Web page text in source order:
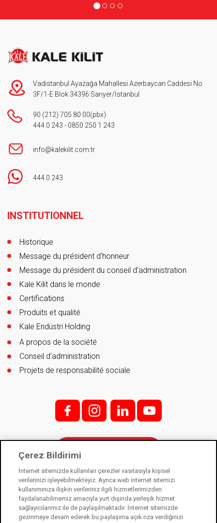
Vadistanbul Ayazağa Mahallesi Azerbaycan Caddesi No
3F/1-E Blok 34396 Sarıyer/İstanbul
90 (212) 705 80 00(pbx)
444 0 243 - 0850 250 1 243
info@kalekilit.com.tr
444 0 243
INSTITUTIONNEL
Historique
Message du président d'honneur
Message du président du conseil d'administration
Kale Kilit dans le monde
Certifications
Produits et qualité
Kale Endüstri Holding
A propos de la société
Conseil d'administration
Projets de responsabilité sociale
f; i; l y
Kale Kilit est une filiale de Kale Industry Holding. © 2021
Loi sur la protection des données personnelles
Çerez Bildirimi
İnternet sitemizde kullanılan çerezler vasıtasıyla kişisel
verilerinizi işleyebilmekteyiz. Ayrıca web internet sitemizi
kullanımınıza ilişkin verileriniz ilgili hizmetlerimizden
faydalanabilmemiz amacıyla yurt dışında yerleşik hizmet
sağlayıcılarımız ile de paylaşılmaktadır. İnternet sitemizde
gezinmeye devam ederek bu paylaşıma açık rıza verdiğinizi